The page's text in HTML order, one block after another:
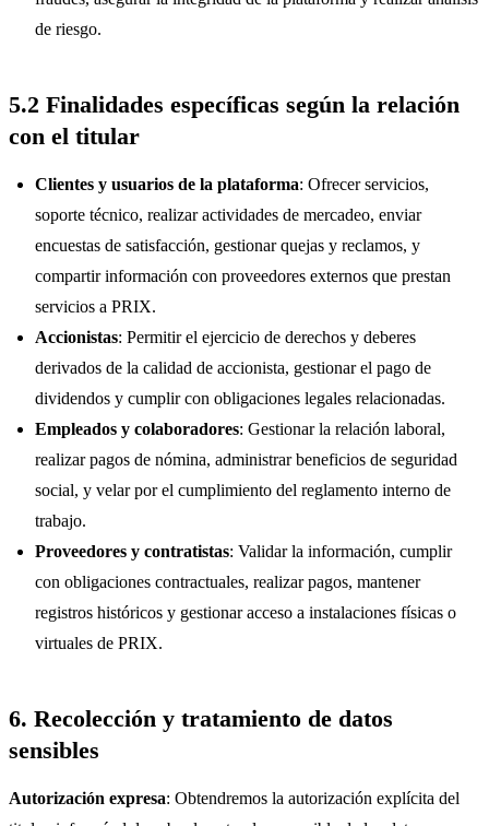
de riesgo.
5.2 Finalidades específicas según la relación
con el titular
Clientes y usuarios de la plataforma: Ofrecer servicios,
soporte técnico, realizar actividades de mercadeo, enviar
encuestas de satisfacción, gestionar quejas y reclamos, y
compartir información con proveedores externos que prestan
servicios a PRIX.
Accionistas: Permitir el ejercicio de derechos y deberes
derivados de la calidad de accionista, gestionar el pago de
dividendos y cumplir con obligaciones legales relacionadas.
Empleados y colaboradores: Gestionar la relación laboral,
realizar pagos de nómina, administrar beneficios de seguridad
social, y velar por el cumplimiento del reglamento interno de
trabajo.
Proveedores y contratistas: Validar la información, cumplir
con obligaciones contractuales, realizar pagos, mantener
registros históricos y gestionar acceso a instalaciones físicas o
virtuales de PRIX.
6. Recolección y tratamiento de datos
sensibles
Autorización expresa: Obtendremos la autorización explícita del